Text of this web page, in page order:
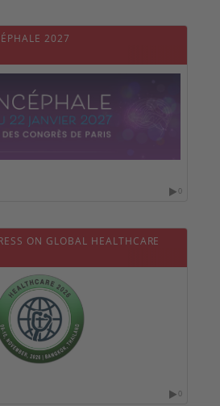
2027
0
ON GLOBAL HEALTHCARE
0